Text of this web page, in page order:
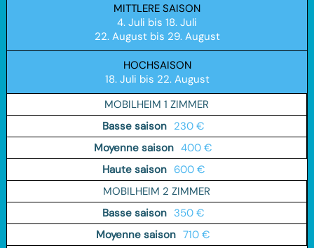
MITTLERE SAISON
4. Juli bis 18. Juli
22. August bis 29. August
HOCHSAISON
18. Juli bis 22. August
MOBILHEIM 1 ZIMMER
230 €
400 €
600 €
MOBILHEIM 2 ZIMMER
350 €
710 €